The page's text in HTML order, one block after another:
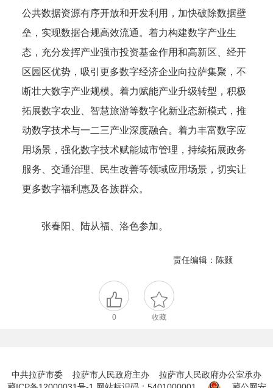
公共数据资源有序开放和开发利用，加快破除数据壁
垒，实现数据合规高效流通。着力构建数字产业生
态，充分发挥产业强市投资基金作用和高新区、经开
区园区优势，吸引更多数字经济企业向拉萨集聚，不
断壮大数字产业规模。着力赋能产业升级转型，积极
拓展数字农业、智慧旅游等数字化新业态新模式，推
动数字技术与一二三产业深度融合。着力丰富数字应
用场景，强化数字技术赋能城市管理，持续拓展政务
服务、交通治理、民生改善等领域应用场景，切实让
更多数字福利惠及各族群众。
张春阳、陆从福、洛色参加。
责任编辑：陈颢
0 收藏
中共拉萨市委 拉萨市人民政府主办 拉萨市人民政府办公室承办